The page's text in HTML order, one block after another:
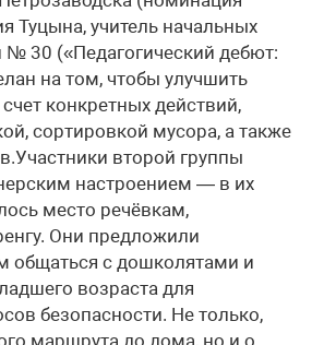
Туцына, учитель начальных
№ 30 («Педагогический дебют:
на том, чтобы улучшить
конкретных действий,
сортировкой мусора, а также
второй группы
настроением — в их
место речёвкам,
Они предложили
общаться с дошколятами и
возраста для
безопасности. Не только,